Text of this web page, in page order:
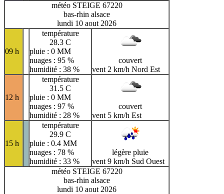
météo STEIGE 67220
bas-rhin alsace
lundi 10 aout 2026
09 h
température
28.3 C
pluie : 0 MM
nuages : 95 %
humidité : 38 %
couvert
vent 2 km/h Nord Est
12 h
température
31.5 C
pluie : 0 MM
nuages : 97 %
humidité : 28 %
couvert
vent 5 km/h Est
15 h
température
29.9 C
pluie : 0.4 MM
nuages : 78 %
humidité : 33 %
légère pluie
vent 9 km/h Sud Ouest
météo STEIGE 67220
bas-rhin alsace
lundi 10 aout 2026